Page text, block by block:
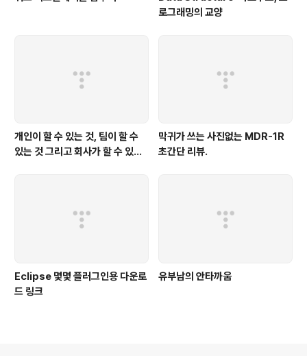
로그래밍의 교양
개인이 할 수 있는 것, 팀이 할 수
있는 것 그리고 회사가 할 수 있는
막귀가 쓰는 사진없는 MDR-1R
초간단 리뷰.
Eclipse 몇몇 플러그인용 다운로
드 링크
유부남의 안타까움